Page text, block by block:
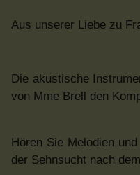
Aus unserer Liebe zu
Die akustische
von Mme Brell den
Hören Sie Melodien
der Sehnsucht nach